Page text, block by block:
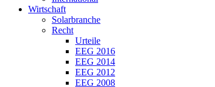
Wirtschaft
Solarbranche
Recht
Urteile
EEG 2016
EEG 2014
EEG 2012
EEG 2008